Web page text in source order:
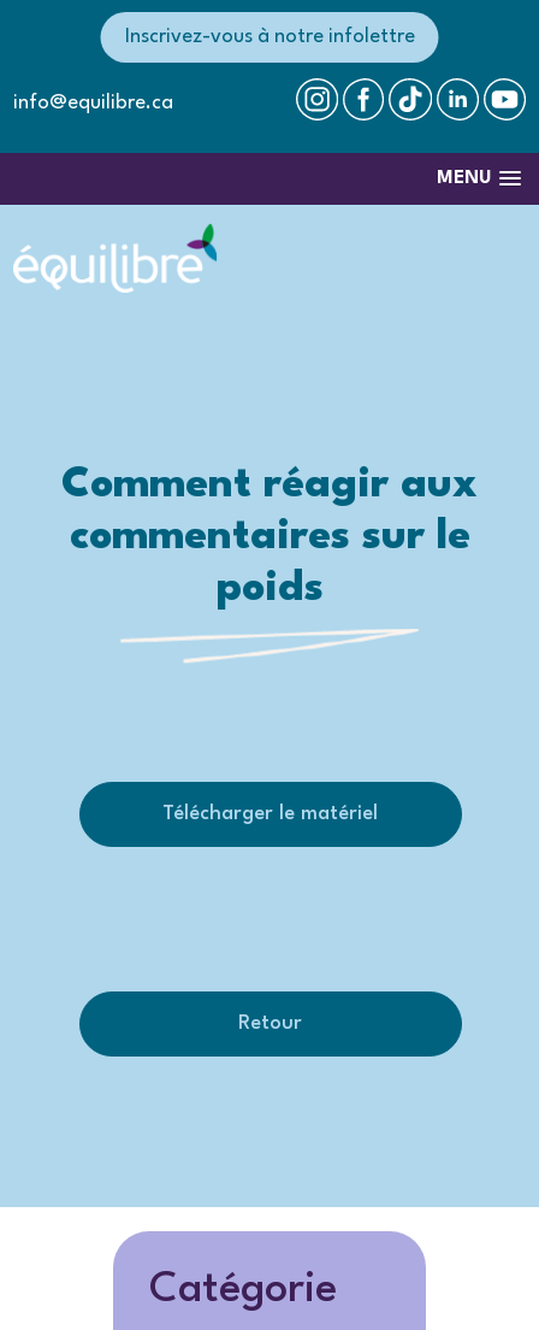
info@equilibre.ca
Inscrivez-vous à notre infolettre
MENU
Comment réagir aux
commentaires sur le
poids
Télécharger le matériel
Retour
Catégorie